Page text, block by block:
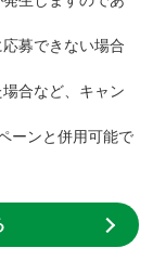
募できない場合
合など、キャン
ーンと併用可能で